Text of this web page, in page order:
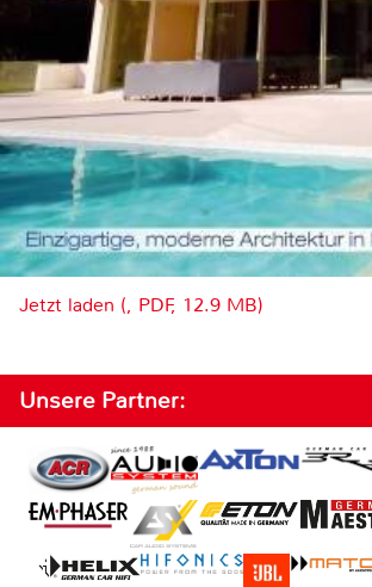
Jetzt laden (, PDF, 12.9 MB)
Unsere Partner: